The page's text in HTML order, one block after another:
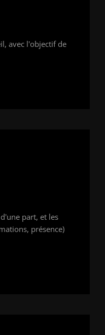
avec l'objectif de
part, et les
présence)